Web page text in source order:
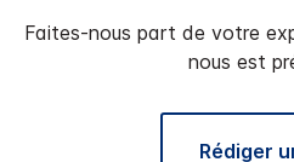
Faites-nous part de votre
nous est
Rédiger